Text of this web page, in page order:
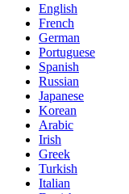
English
French
German
Portuguese
Spanish
Russian
Japanese
Korean
Arabic
Irish
Greek
Turkish
Italian